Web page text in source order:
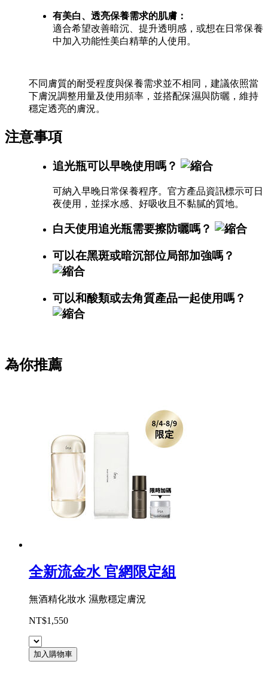
有美白、透亮保養需求的肌膚：
適合希望改善暗沉、提升透明感，或想在日常保養
中加入功能性美白精華的人使用。
不同膚質的耐受程度與保養需求並不相同，建議依照當
下膚況調整用量及使用頻率，並搭配保濕與防曬，維持
穩定透亮的膚況。
注意事項
追光瓶可以早晚使用嗎？
可納入早晚日常保養程序。官方產品資訊標示可日
夜使用，並採水感、好吸收且不黏膩的質地。
白天使用追光瓶需要擦防曬嗎？
可以在黑斑或暗沉部位局部加強嗎？
可以和酸類或去角質產品一起使用嗎？
為你推薦
全新流金水 官網限定組
無酒精化妝水 濕敷穩定膚況
NT$1,550
加入購物車